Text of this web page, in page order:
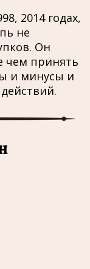
2014 годах,
не
Он
чем принять
и минусы и